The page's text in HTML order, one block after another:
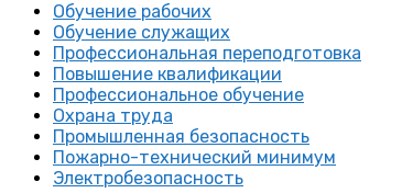
Обучение рабочих
Обучение служащих
Профессиональная переподготовка
Повышение квалификации
Профессиональное обучение
Охрана труда
Промышленная безопасность
Пожарно-технический минимум
Электробезопасность